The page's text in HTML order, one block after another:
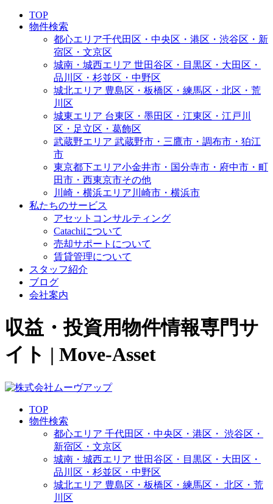
TOP
物件検索
都心エリア千代田区・中央区・港区・渋谷区・新
宿区・文京区
城南・城西エリア 世田谷区・目黒区・大田区・
品川区・杉並区・中野区
城北エリア 豊島区・板橋区・練馬区・北区・荒
川区
城東エリア 台東区・墨田区・江東区・江戸川
区・足立区・葛飾区
武蔵野エリア 武蔵野市・三鷹市・調布市・狛江
市
東京都下エリア小金井市・国分寺市・府中市・町
田市・西東京市その他
川崎・横浜エリア 川崎市・横浜市
私たちのサービス
アセットコンサルティング
Catachiについて
売却サポートについて
賃貸管理について
スタッフ紹介
ブログ
会社案内
収益・投資用物件情報専門サ
イト | Move-Asset
TOP
物件検索
都心エリア 千代田区・中央区・港区・ 渋谷区・
新宿区・文京区
城南・城西エリア 世田谷区・目黒区・大田区・
品川区・杉並区・中野区
城北エリア 豊島区・板橋区・練馬区・ 北区・荒
川区